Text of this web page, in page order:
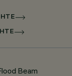
Beam